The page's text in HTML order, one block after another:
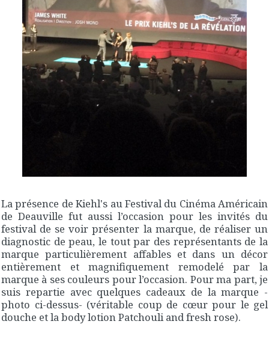
La présence de Kiehl's au Festival du Cinéma Américain
de Deauville fut aussi l’occasion pour les invités du
festival de se voir présenter la marque, de réaliser un
diagnostic de peau, le tout par des représentants de la
marque particulièrement affables et dans un décor
entièrement et magnifiquement remodelé par la
marque à ses couleurs pour l’occasion. Pour ma part, je
suis repartie avec quelques cadeaux de la marque -
photo ci-dessus- (véritable coup de cœur pour le gel
douche et la body lotion Patchouli and fresh rose).